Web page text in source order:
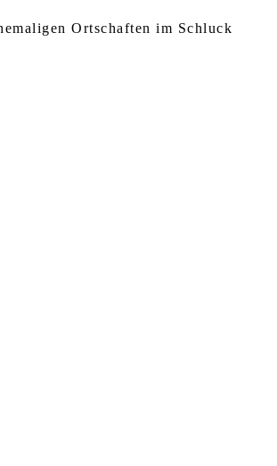
Ortschaften im Schluck